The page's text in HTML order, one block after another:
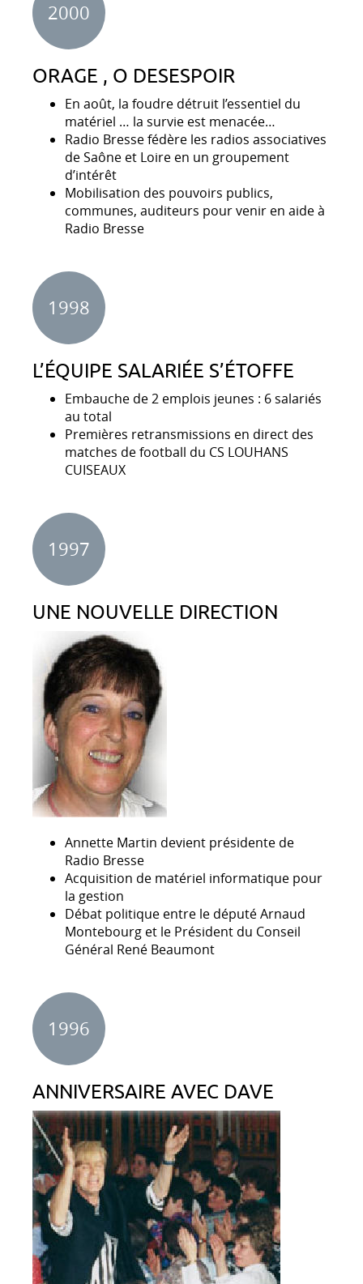
2000
ORAGE , O DESESPOIR
En août, la foudre détruit l’essentiel du
matériel … la survie est menacée…
Radio Bresse fédère les radios associatives
de Saône et Loire en un groupement
d’intérêt
Mobilisation des pouvoirs publics,
communes, auditeurs pour venir en aide à
Radio Bresse
1998
L’ÉQUIPE SALARIÉE S’ÉTOFFE
Embauche de 2 emplois jeunes : 6 salariés
au total
Premières retransmissions en direct des
matches de football du CS LOUHANS
CUISEAUX
1997
UNE NOUVELLE DIRECTION
Annette Martin devient présidente de
Radio Bresse
Acquisition de matériel informatique pour
la gestion
Débat politique entre le député Arnaud
Montebourg et le Président du Conseil
Général René Beaumont
1996
ANNIVERSAIRE AVEC DAVE